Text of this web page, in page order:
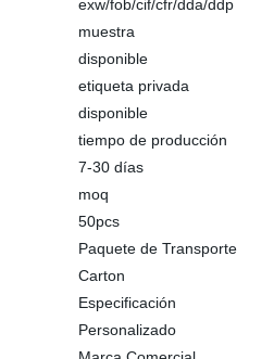
exw/fob/cif/cfr/dda/ddp
muestra
disponible
etiqueta privada
disponible
tiempo de producción
7-30 días
moq
50pcs
Paquete de Transporte
Carton
Especificación
Personalizado